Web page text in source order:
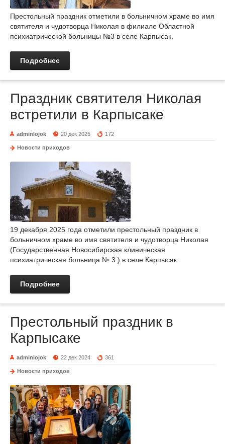
Престольный праздник отметили в больничном храме во имя
святителя и чудотворца Николая в филиале Областной
психиатрической больницы №3 в селе Карпысак.
Подробнее
Праздник святителя Николая
встретили в Карпысаке
adminlojok 20 дек 2025 172
Новости приходов
19 декабря 2025 года отметили престольный праздник в
больничном храме во имя святителя и чудотворца Николая
(Государственная Новосибирская клиническая
психиатрическая больница № 3 ) в селе Карпысак.
Подробнее
Престольный праздник в
Карпысаке
adminlojok 22 дек 2024 361
Новости приходов